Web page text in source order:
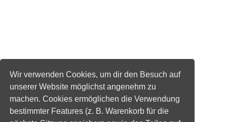
Wir verwenden Cookies, um dir den Besuch auf
unserer Website möglichst angenehm zu
machen. Cookies ermöglichen die Verwendung
bestimmter Features (z. B. Warenkorb für die